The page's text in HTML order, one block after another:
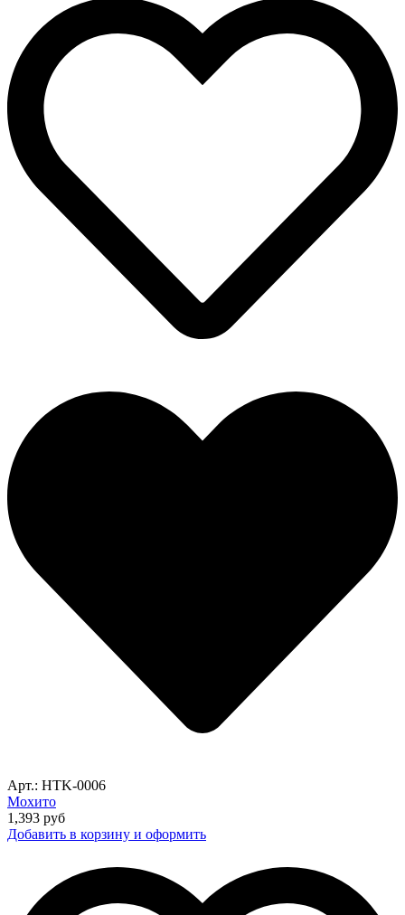
Арт.: HTK-0006
Мохито
1,393 руб
Добавить в корзину и оформить